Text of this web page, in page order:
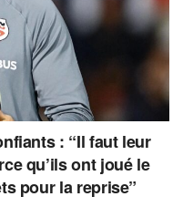
: “Il faut leur
qu’ils ont joué le
pour la reprise”